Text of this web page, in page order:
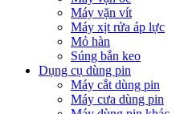
Máy vặn vít
Máy xịt rửa áp lực
Mỏ hàn
Súng bắn keo
Dụng cụ dùng pin
Máy cắt dùng pin
Máy cưa dùng pin